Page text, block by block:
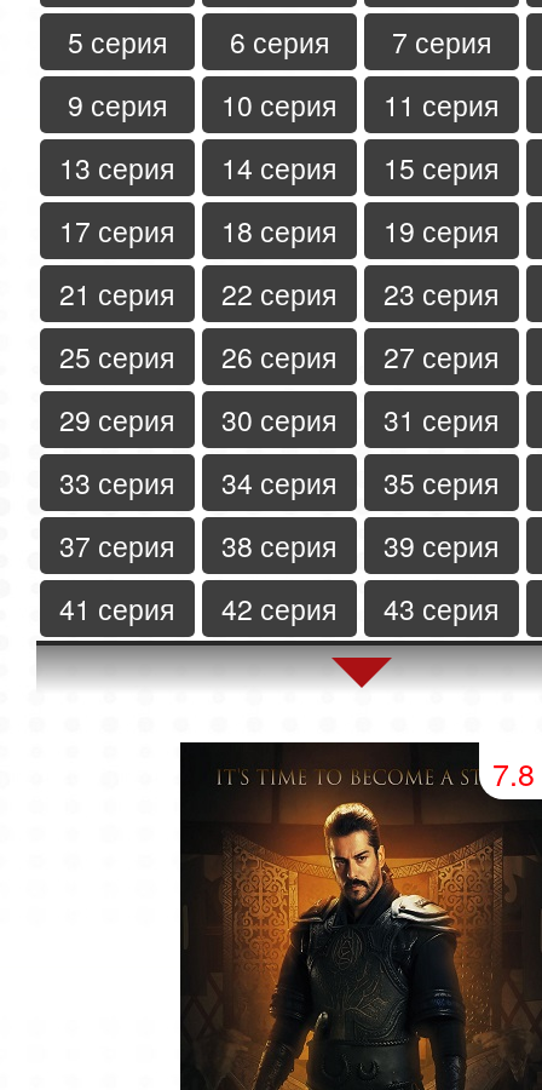
5 серия
6 серия
7 серия
9 серия
10 серия
11 серия
13 серия
14 серия
15 серия
17 серия
18 серия
19 серия
21 серия
22 серия
23 серия
25 серия
26 серия
27 серия
29 серия
30 серия
31 серия
33 серия
34 серия
35 серия
37 серия
38 серия
39 серия
41 серия
42 серия
43 серия
45 серия
46 серия
47 серия
50 серия
51 серия
54 серия
55 серия
58 серия
59 серия
62 серия
63 серия
66 серия
67 серия
70 серия
71 серия
7.8